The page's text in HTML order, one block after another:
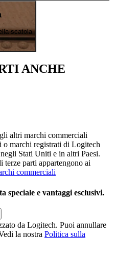
scatola
ANCHE
altri marchi commerciali
o marchi registrati di Logitech
Stati Uniti e in altri Paesi.
parti appartengono ai
commerciali
speciale e vantaggi esclusivi.
da Logitech. Puoi annullare
la nostra Politica sulla